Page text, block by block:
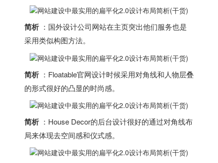
简析 ：国外设计公司网站在主页突出他们服务也是
采用类似构图方法。
简析 ：Floatable官网设计时候采用对角线和人物层叠
的形式很好的凸显的时尚感。
简析 ：House Decor的后台设计很好的通过对角线布
局来体现去空间感和仪式感。